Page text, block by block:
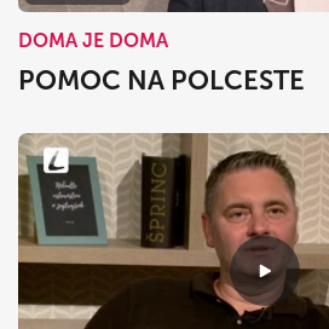
DOMA JE DOMA
POMOC NA POLCESTE